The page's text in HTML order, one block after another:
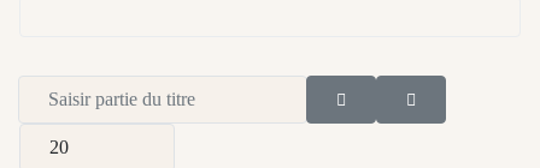
Saisir partie du titre
Afficher #